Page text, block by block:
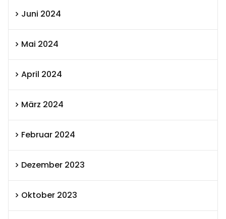
Juni 2024
Mai 2024
April 2024
März 2024
Februar 2024
Dezember 2023
Oktober 2023